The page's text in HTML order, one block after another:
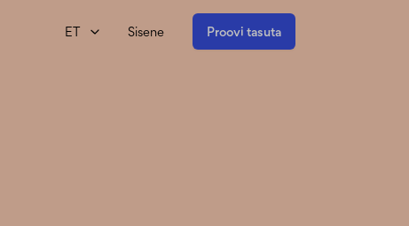
ET Sisene Proovi tasuta